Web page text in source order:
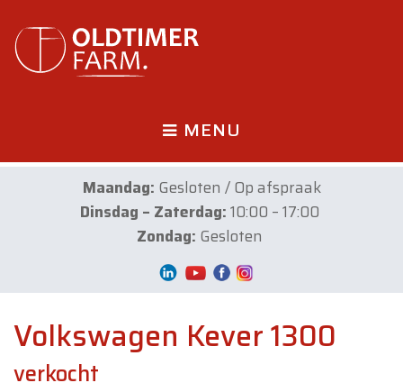
MENU
Maandag: Gesloten / Op afspraak
Dinsdag – Zaterdag:10:00 – 17:00
Zondag: Gesloten
Volkswagen Kever 1300
verkocht